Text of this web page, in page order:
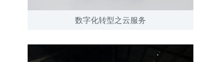
数字化转型之云服务